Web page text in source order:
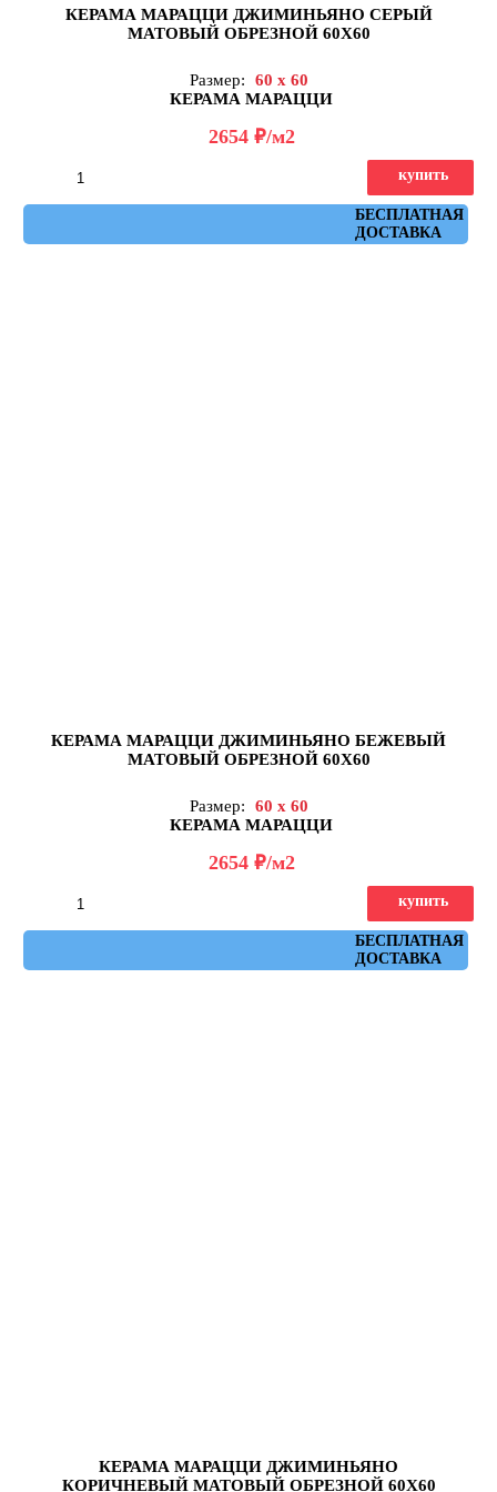
КЕРАМА МАРАЦЦИ ДЖИМИНЬЯНО СЕРЫЙ
МАТОВЫЙ ОБРЕЗНОЙ 60Х60
Размер:
60 x 60
КЕРАМА МАРАЦЦИ
2654 д/м2
БЕСПЛАТНАЯ
ДОСТАВКА
купить
КЕРАМА МАРАЦЦИ ДЖИМИНЬЯНО БЕЖЕВЫЙ
МАТОВЫЙ ОБРЕЗНОЙ 60Х60
Размер:
60 x 60
КЕРАМА МАРАЦЦИ
2654 д/м2
БЕСПЛАТНАЯ
ДОСТАВКА
купить
КЕРАМА МАРАЦЦИ ДЖИМИНЬЯНО
КОРИЧНЕВЫЙ МАТОВЫЙ ОБРЕЗНОЙ 60Х60